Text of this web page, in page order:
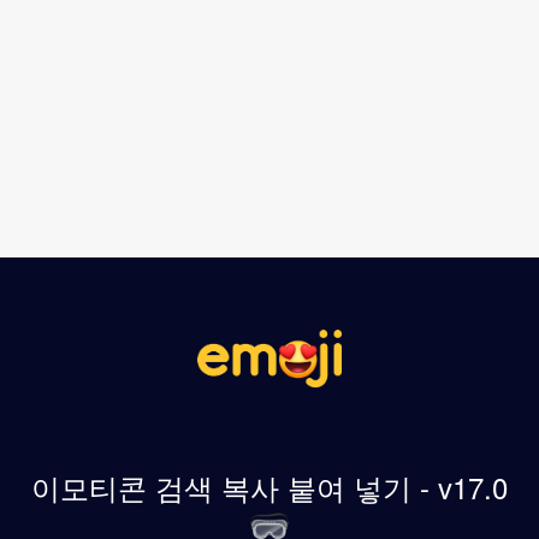
이모티콘 검색 복사 붙여 넣기 - v17.0